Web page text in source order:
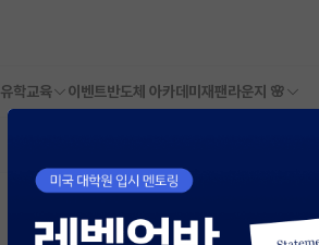
유학교육 이벤트반도체 아카데미 재팬라운지 🌸